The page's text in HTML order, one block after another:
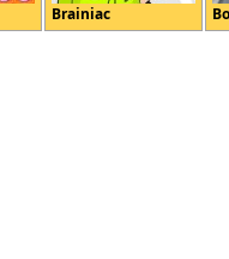
Brainiac